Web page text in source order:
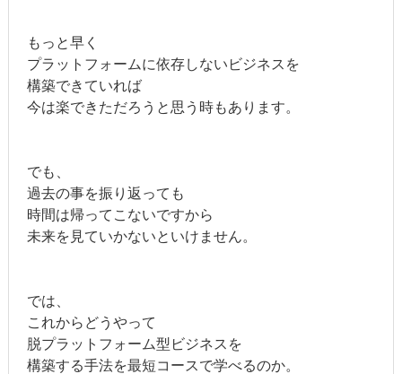
もっと早く
プラットフォームに依存しないビジネスを
構築できていれば
今は楽できただろうと思う時もあります。
でも、
過去の事を振り返っても
時間は帰ってこないですから
未来を見ていかないといけません。
では、
これからどうやって
脱プラットフォーム型ビジネスを
構築する手法を最短コースで学べるのか。